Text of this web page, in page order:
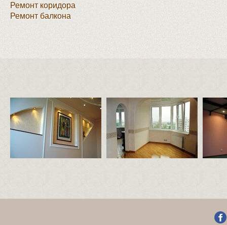
Ремонт коридора
Ремонт балкона